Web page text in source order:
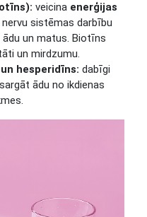
veicina enerģijas
sistēmas darbību
un matus. Biotīns
un mirdzumu.
hesperidīns: dabīgi
ādu no ikdienas